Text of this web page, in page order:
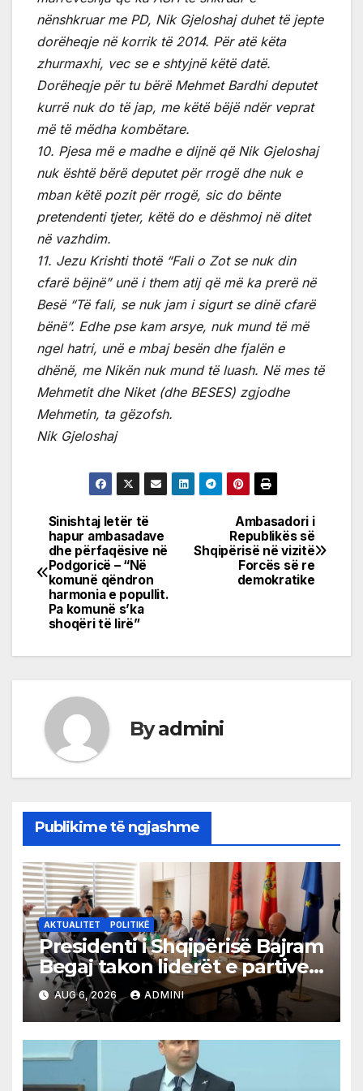
nënshkruar me PD, Nik Gjeloshaj duhet të jepte
dorëheqje në korrik të 2014. Për atë këta
zhurmaxhi, vec se e shtyjnë këtë datë.
Dorëheqje për tu bërë Mehmet Bardhi deputet
kurrë nuk do të jap, me këtë bëjë ndër veprat
më të mëdha kombëtare.
10. Pjesa më e madhe e dijnë që Nik Gjeloshaj
nuk është bërë deputet për rrogë dhe nuk e
mban këtë pozit për rrogë, sic do bënte
pretendenti tjeter, këtë do e dëshmoj në ditet
në vazhdim.
11. Jezu Krishti thotë “Fali o Zot se nuk din
cfarë bëjnë” unë i them atij që më ka prerë në
Besë “Të fali, se nuk jam i sigurt se dinë cfarë
bënë”. Edhe pse kam arsye, nuk mund të më
ngel hatri, unë e mbaj besën dhe fjalën e
dhënë, me Nikën nuk mund të luash. Në mes të
Mehmetit dhe Niket (dhe BESES) zgjodhe
Mehmetin, ta gëzofsh.
Nik Gjeloshaj
Post
navigation
Ambasadori i
Republikës së
Shqipërisë në vizitë
Forcës së re
demokratike
Sinishtaj letër të
hapur ambasadave
dhe përfaqësive në
Podgoricë – “Në
komunë qëndron
harmonia e popullit.
Pa komunë s’ka
shoqëri të lirë”
Byadmini
Publikime të ngjashme
AKTUALITET POLITIKË
Presidenti i Shqipërisë Bajram
Begaj takon liderët e partive
shqiptare në Ulqin
AUG 6, 2026 ADMINI